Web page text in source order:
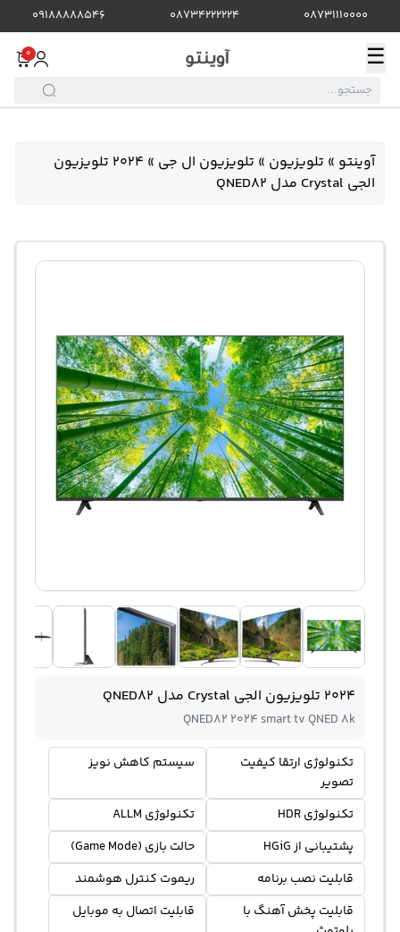
08731110000
08734222224
09188888546
☰
0
آوینتو » تلویزیون » تلویزیون ال جی »
2024 تلویزیون
الجی Crystal مدل QNED82
2024 تلویزیون الجی Crystal مدل QNED82
QNED82 2024 smart tv QNED 8k
تکنولوژی ارتقا کیفیت
تصویر
سیستم کاهش نویز
تکنولوژی HDR
تکنولوژی ALLM
پشتیبانی از HGiG
حالت بازی (Game Mode)
قابلیت نصب برنامه
ریموت کنترل هوشمند
قابلیت پخش آهنگ با
قابلیت اتصال به موبایل